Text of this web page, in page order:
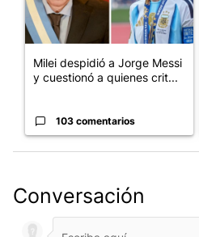
Milei despidió a Jorge Messi
y cuestionó a quienes crit...
103 comentarios
Conversación